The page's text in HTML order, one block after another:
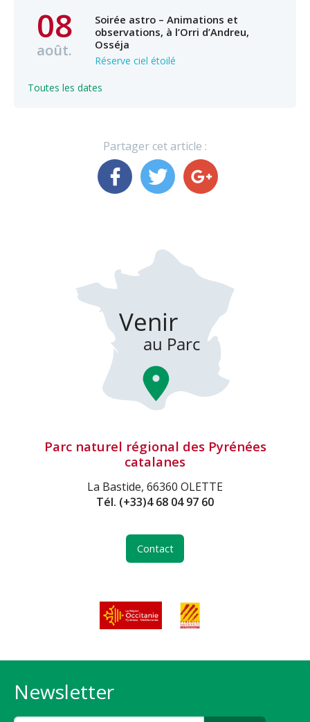
08
août.
Soirée astro – Animations et
observations, à l’Orri d’Andreu,
Osséja
Réserve ciel étoilé
Toutes les dates
Partager cet article :
Parc naturel régional des Pyrénées
catalanes
La Bastide, 66360 OLETTE
Tél. (+33)4 68 04 97 60
Contact
Newsletter